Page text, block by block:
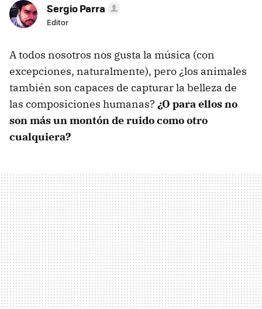
Sergio Parra
Editor
A todos nosotros nos gusta la música (con
excepciones, naturalmente), pero ¿los animales
también son capaces de capturar la belleza de
las composiciones humanas? ¿O para ellos no
son más un montón de ruido como otro
cualquiera?